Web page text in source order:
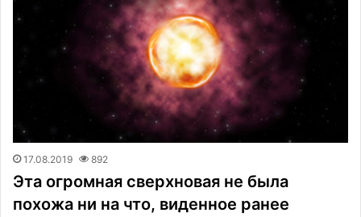
17.08.2019 892
Эта огромная сверхновая не была
похожа ни на что, виденное ранее